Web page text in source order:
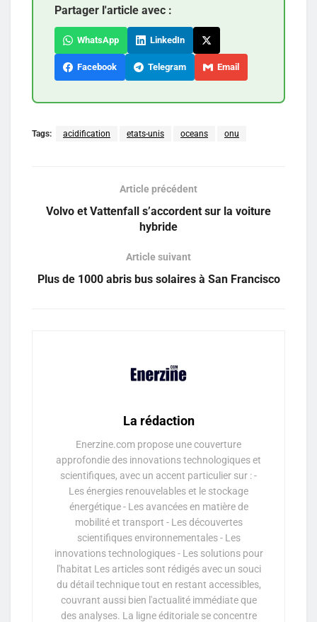
Partager l'article avec :
WhatsApp LinkedIn
Facebook Telegram Email
Tags: acidification etats-unis oceans onu
Article précédent
Volvo et Vattenfall s’accordent sur la voiture
hybride
Article suivant
Plus de 1000 abris bus solaires à San Francisco
La rédaction
Enerzine.com propose une couverture
approfondie des innovations technologiques et
scientifiques, avec un accent particulier sur : -
Les énergies renouvelables et le stockage
énergétique - Les avancées en matière de
mobilité et transport - Les découvertes
scientifiques environnementales - Les
innovations technologiques - Les solutions pour
l'habitat Les articles sont rédigés avec un souci
du détail technique tout en restant accessibles,
couvrant aussi bien l'actualité immédiate que
des analyses. La ligne éditoriale se concentre